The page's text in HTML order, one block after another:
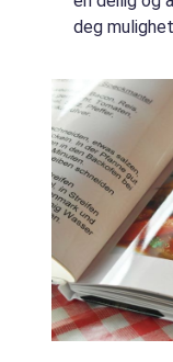
deg
artikkelen
grundig